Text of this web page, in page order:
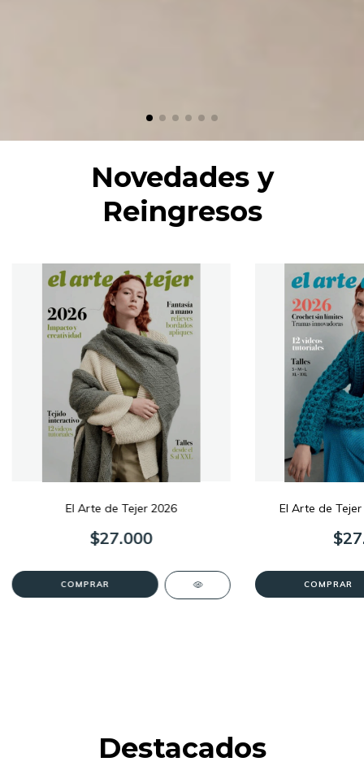
Novedades y
Reingresos
El Arte de Tejer 2026
$27.000
El Arte de Tejer
Destacados